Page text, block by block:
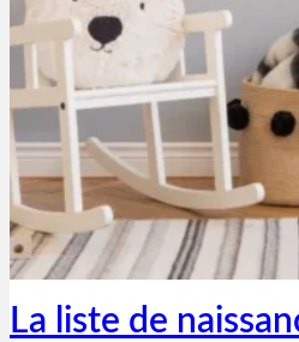
Thibaut Parent
22 octobre 2023
La liste de